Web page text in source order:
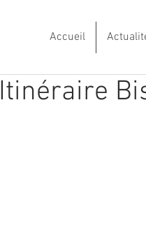
Accueil
Itinéraire